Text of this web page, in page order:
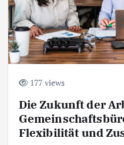
177 views
Die Zukunft der
Flexibilität und